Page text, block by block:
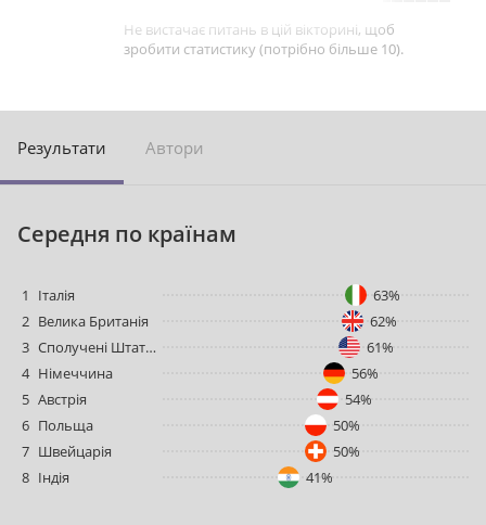
Не вистачає питань в цій вікторині, щоб
зробити статистику (потрібно більше 10).
Pезультати Aвтори
Cередня по країнам
1 Італія
63%
2 Велика Британія
62%
3
Сполучені Штати Америки
61%
4 Німеччина
56%
5 Австрія
54%
6 Польща
50%
7 Швейцарія
50%
8 Індія 41%